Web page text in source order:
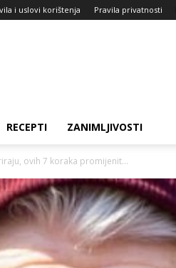
i uslovi korištenja Pravila privatnosti
RECEPTI ZANIMLJIVOSTI
ovih 7 koraka promijenit...